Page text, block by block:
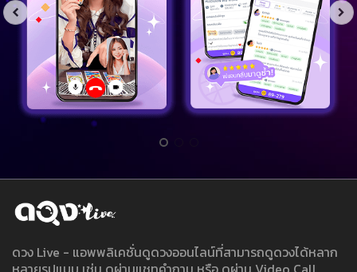
ดวง Live - แอพพลิเคชั่นดูดวงออนไลน์ที่สามารถดูดวงได้หลาก